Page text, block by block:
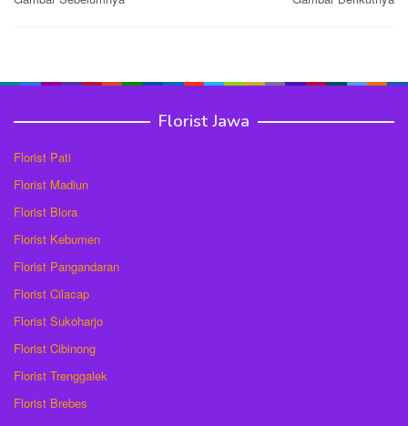
Florist Jawa
Florist Pati
Florist Madiun
Florist Blora
Florist Kebumen
Florist Pangandaran
Florist Cilacap
Florist Sukoharjo
Florist Cibinong
Florist Trenggalek
Florist Brebes